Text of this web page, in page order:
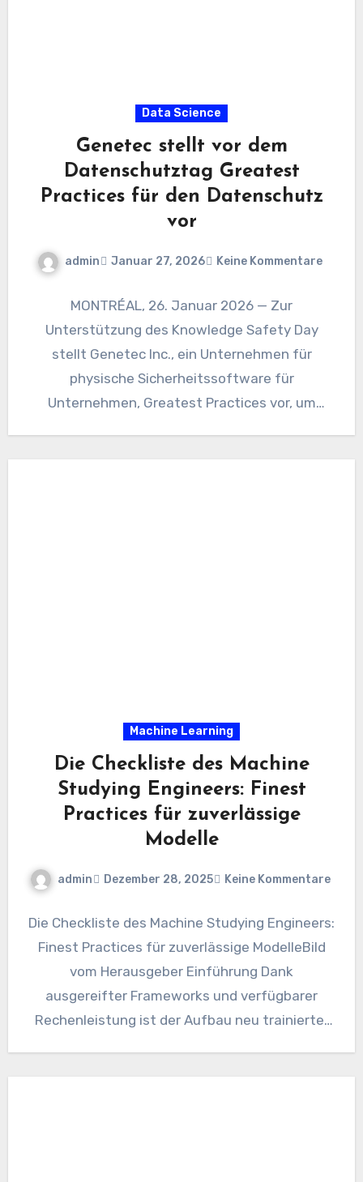
Data Science
Genetec stellt vor dem
Datenschutztag Greatest
Practices für den Datenschutz
vor
admin Januar 27, 2026 Keine Kommentare
MONTRÉAL, 26. Januar 2026 — Zur
Unterstützung des Knowledge Safety Day
stellt Genetec Inc., ein Unternehmen für
physische Sicherheitssoftware für
Unternehmen, Greatest Practices vor, um
Machine Learning
Die Checkliste des Machine
Studying Engineers: Finest
Practices für zuverlässige
Modelle
admin Dezember 28, 2025 Keine Kommentare
Die Checkliste des Machine Studying Engineers:
Finest Practices für zuverlässige ModelleBild
vom Herausgeber Einführung Dank
ausgereifter Frameworks und verfügbarer
Rechenleistung ist der Aufbau neu trainierter